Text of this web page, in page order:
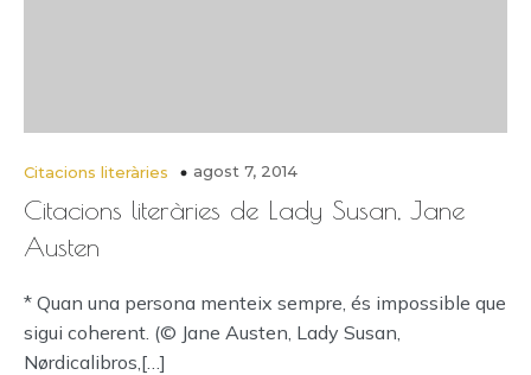
Citacions literàries agost 7, 2014
Citacions literàries de Lady Susan, Jane
Austen
* Quan una persona menteix sempre, és impossible que
sigui coherent. (© Jane Austen, Lady Susan,
Nørdicalibros,[…]